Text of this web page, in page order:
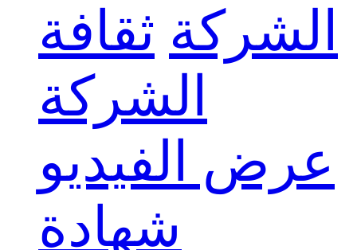
الشركة ثقافة
الشركة
عرض الفيديو
شهادة